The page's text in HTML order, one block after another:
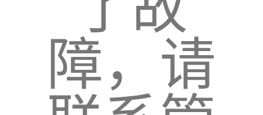
障，请